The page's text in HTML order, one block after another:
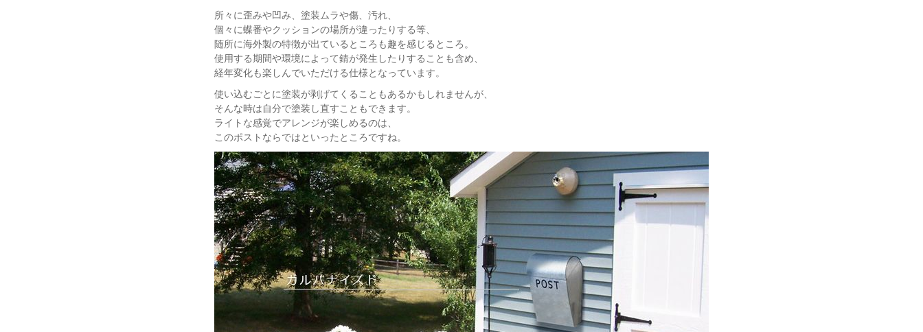
所々に歪みや凹み、塗装ムラや傷、汚れ、
個々に蝶番やクッションの場所が違ったりする等、
随所に海外製の特徴が出ているところも趣を感じるところ。
使用する期間や環境によって錆が発生したりすることも含め、
経年変化も楽しんでいただける仕様となっています。
使い込むごとに塗装が剥げてくることもあるかもしれませんが、
そんな時は自分で塗装し直すこともできます。
ライトな感覚でアレンジが楽しめるのは、
このポストならではといったところですね。